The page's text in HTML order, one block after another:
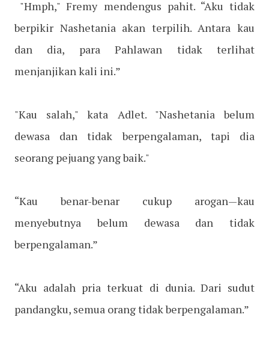
"Hmph," Fremy mendengus pahit. “Aku tidak
berpikir Nashetania akan terpilih. Antara kau
dan dia, para Pahlawan tidak terlihat
menjanjikan kali ini.”
"Kau salah," kata Adlet. "Nashetania belum
dewasa dan tidak berpengalaman, tapi dia
seorang pejuang yang baik."
“Kau benar-benar cukup arogan—kau
menyebutnya belum dewasa dan tidak
berpengalaman.”
“Aku adalah pria terkuat di dunia. Dari sudut
pandangku, semua orang tidak berpengalaman.”